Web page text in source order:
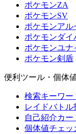
ポケモンZA
ポケモンSV
ポケモンアル
ポケモンダイ
ポケモンユナ
ポケモン剣盾
便利ツール・個体
検索キーワー
レイドバト
自己紹介カー
個体値チェッ